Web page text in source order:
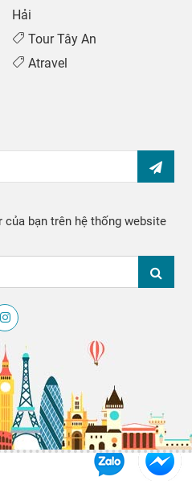
Hải
Tour Tây An
Atravel
bạn trên hệ thống website
PHUONG HOANG . All rights reserved